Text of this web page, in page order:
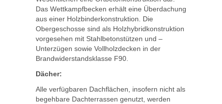
Das Wettkampfbecken erhält eine Überdachung
aus einer Holzbinderkonstruktion. Die
Obergeschosse sind als Holzhybridkonstruktion
vorgesehen mit Stahlbetonstützen und –
Unterzügen sowie Vollholzdecken in der
Brandwiderstandsklasse F90.
Dächer:
Alle verfügbaren Dachflächen, insofern nicht als
begehbare Dachterrassen genutzt, werden